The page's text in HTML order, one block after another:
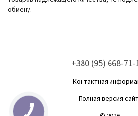
обмену.
+380 (95) 668-71-
Контактная
Полная версия